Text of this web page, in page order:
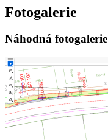
Fotogalerie
Náhodná fotogalerie